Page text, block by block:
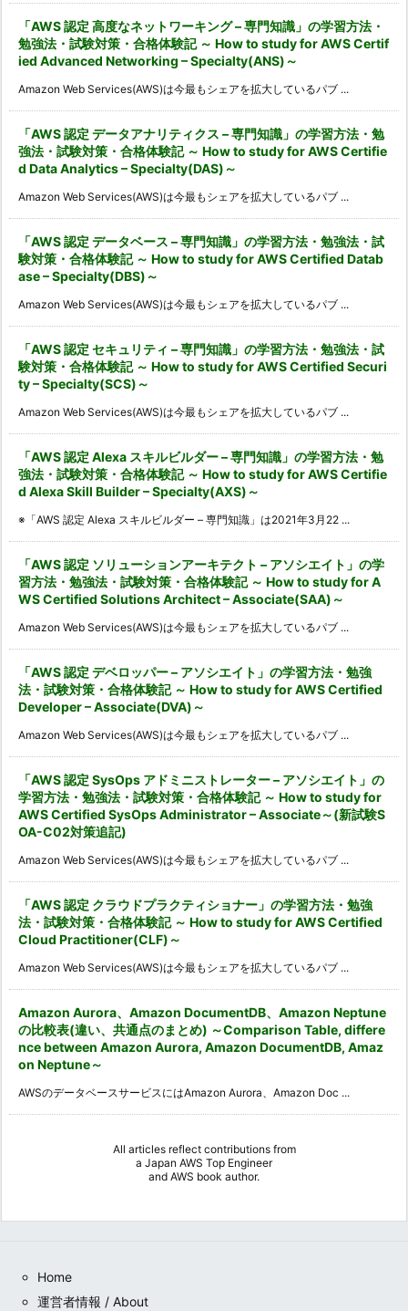
「AWS 認定 高度なネットワーキング – 専門知識」の学習方法・
勉強法・試験対策・合格体験記 ～ How to study for AWS Certif
ied Advanced Networking – Specialty(ANS)～
Amazon Web Services(AWS)は今最もシェアを拡大しているパブ ...
「AWS 認定 データアナリティクス – 専門知識」の学習方法・勉
強法・試験対策・合格体験記 ～ How to study for AWS Certifie
d Data Analytics – Specialty(DAS)～
Amazon Web Services(AWS)は今最もシェアを拡大しているパブ ...
「AWS 認定 データベース – 専門知識」の学習方法・勉強法・試
験対策・合格体験記 ～ How to study for AWS Certified Datab
ase – Specialty(DBS)～
Amazon Web Services(AWS)は今最もシェアを拡大しているパブ ...
「AWS 認定 セキュリティ – 専門知識」の学習方法・勉強法・試
験対策・合格体験記 ～ How to study for AWS Certified Securi
ty – Specialty(SCS)～
Amazon Web Services(AWS)は今最もシェアを拡大しているパブ ...
「AWS 認定 Alexa スキルビルダー – 専門知識」の学習方法・勉
強法・試験対策・合格体験記 ～ How to study for AWS Certifie
d Alexa Skill Builder – Specialty(AXS)～
※「AWS 認定 Alexa スキルビルダー – 専門知識」は2021年3月22 ...
「AWS 認定 ソリューションアーキテクト – アソシエイト」の学
習方法・勉強法・試験対策・合格体験記 ～ How to study for A
WS Certified Solutions Architect – Associate(SAA)～
Amazon Web Services(AWS)は今最もシェアを拡大しているパブ ...
「AWS 認定 デベロッパー – アソシエイト」の学習方法・勉強
法・試験対策・合格体験記 ～ How to study for AWS Certified
Developer – Associate(DVA)～
Amazon Web Services(AWS)は今最もシェアを拡大しているパブ ...
「AWS 認定 SysOps アドミニストレーター – アソシエイト」の
学習方法・勉強法・試験対策・合格体験記 ～ How to study for
AWS Certified SysOps Administrator – Associate～(新試験S
OA-C02対策追記)
Amazon Web Services(AWS)は今最もシェアを拡大しているパブ ...
「AWS 認定 クラウドプラクティショナー」の学習方法・勉強
法・試験対策・合格体験記 ～ How to study for AWS Certified
Cloud Practitioner(CLF)～
Amazon Web Services(AWS)は今最もシェアを拡大しているパブ ...
Amazon Aurora、Amazon DocumentDB、Amazon Neptune
の比較表(違い、共通点のまとめ) ～Comparison Table, differe
nce between Amazon Aurora, Amazon DocumentDB, Amaz
on Neptune～
AWSのデータベースサービスにはAmazon Aurora、Amazon Doc ...
All articles reflect contributions from
a Japan AWS Top Engineer
and AWS book author.
Home
運営者情報 / About